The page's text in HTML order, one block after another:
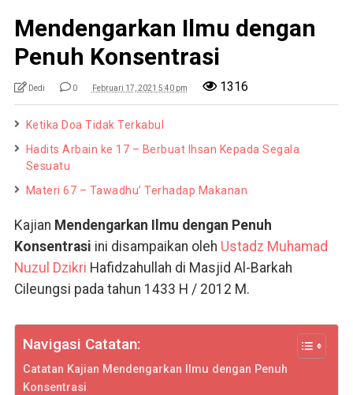
Mendengarkan Ilmu dengan
Penuh Konsentrasi
Dedi 0 Februari 17, 2021 5:40 pm 1316
Ketika Doa Tidak Terkabul
Hadits Arbain ke 17 – Berbuat Ihsan Kepada Segala
Sesuatu
Materi 67 – Tawadhu’ Terhadap Makanan
Kajian Mendengarkan Ilmu dengan Penuh
Konsentrasi ini disampaikan oleh Ustadz Muhamad
Nuzul Dzikri Hafidzahullah di Masjid Al-Barkah
Cileungsi pada tahun 1433 H / 2012 M.
Navigasi Catatan:
Catatan Kajian Mendengarkan Ilmu dengan Penuh
Konsentrasi